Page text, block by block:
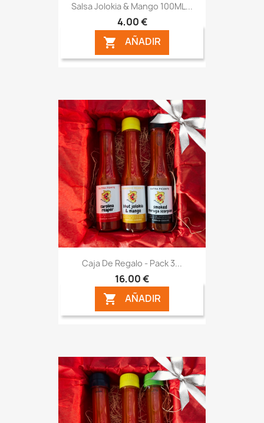
Salsa Jolokia & Mango 100ML...
4,00 €
 AÑADIR
Caja De Regalo - Pack 3...
16,00 €
 AÑADIR